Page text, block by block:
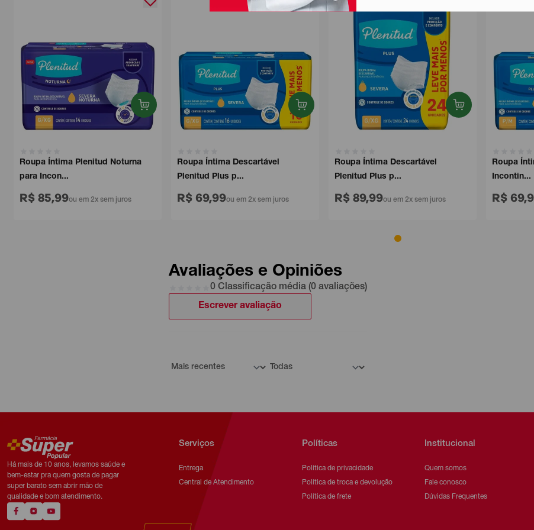
Roupa Íntima Plenitud Noturna
para Incon...
R$ 85,99ou em 2x sem juros
Roupa Íntima Descartável
Plenitud Plus p...
R$ 69,99ou em 2x sem juros
Roupa Íntima Descartável
Plenitud Plus p...
R$ 89,99ou em 2x sem juros
Roupa
Incontin...
R$ 69,99
Avaliações e Opiniões
0 Classificação média (0 avaliações)
Escrever avaliação
Há mais de 10 anos, levamos saúde e
bem-estar pra quem gosta de pagar
super barato sem abrir mão de
qualidade e bom atendimento.
Serviços
Entrega
Central de Atendimento
Políticas
Política de privacidade
Política de troca e devolução
Política de frete
Institucional
Quem somos
Fale conosco
Dúvidas Frequentes